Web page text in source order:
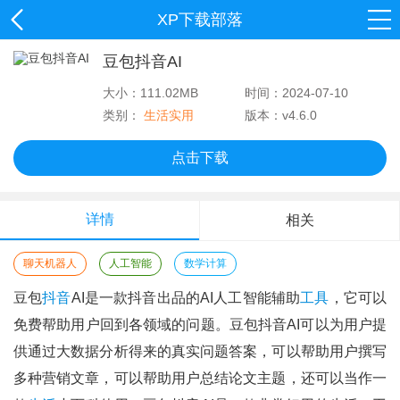
XP下载部落
豆包抖音AI
大小：111.02MB
时间：2024-07-10
类别： 生活实用 版本：v4.6.0
点击下载
详情 相关
聊天机器人 人工智能 数学计算
豆包抖音AI是一款抖音出品的AI人工智能辅助工具 ，它可以
免费帮助用户回到各领域的问题。豆包抖音AI可以为用户提
供通过大数据分析得来的真实问题答案，可以帮助用户撰写
多种营销文章，可以帮助用户总结论文主题，还可以当作一